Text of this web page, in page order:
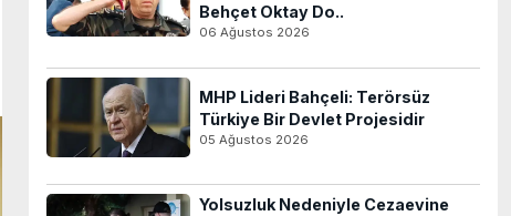
Behçet Oktay Do..
06 Ağustos 2026
MHP Lideri Bahçeli: Terörsüz
Türkiye Bir Devlet Projesidir
05 Ağustos 2026
Yolsuzluk Nedeniyle Cezaevine